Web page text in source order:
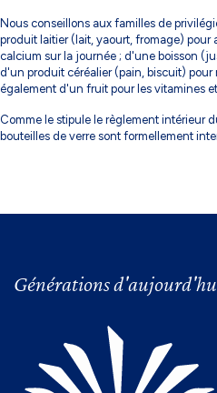
Nous conseillons aux familles de
produit laitier (lait, yaourt, fromage) pour
calcium sur la journée ; d'une boisson
d'un produit céréalier (pain, biscuit)
également d'un fruit pour les vitamines et
Comme le stipule le règlement intérieur
bouteilles de verre sont formellement
Générations